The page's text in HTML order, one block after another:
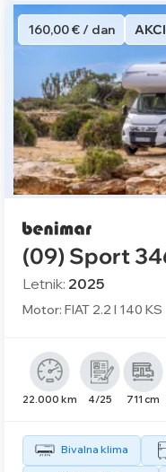
160,00 € / dan
(09) Sport
Letnik: 2025
Motor: FIAT 2.2 l 140 KS
22.000 km 4/25 711 cm
Bivalna klima